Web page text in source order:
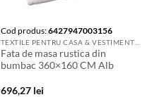
Cod produs:6427947003156
TEXTILE PENTRU CASA & VESTIMENTATIE ARTIZANALA
Fata de masa rustica din
bumbac 360×160 CM Alb
696,27 lei